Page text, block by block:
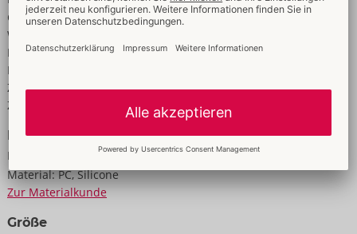
G-Punkt
Wasserdicht
Für Frauen
Für Männer
Zur vaginalen Nutzung
Zur analen Nutzung
Daten
Farbe:
Material: PC, Silicone
Zur Materialkunde
Größe